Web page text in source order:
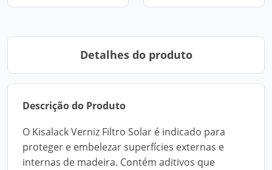
Detalhes do produto
Descrição do Produto
O Kisalack Verniz Filtro Solar é indicado para
proteger e embelezar superfícies externas e
internas de madeira. Contém aditivos que